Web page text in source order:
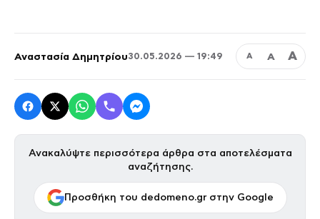
Αναστασία Δημητρίου30.05.2026 — 19:49 Α Α Α
Ανακαλύψτε περισσότερα άρθρα στα αποτελέσματα
αναζήτησης.
Προσθήκη του dedomeno.gr στην Google